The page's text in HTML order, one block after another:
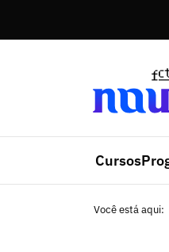
Cursos
Você está aqui: